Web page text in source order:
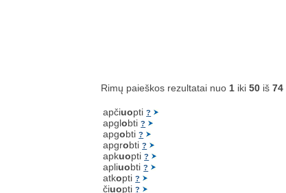
Rimų paieškos rezultatai nuo 1 iki50 iš74
apčiuopti?
apglobti?
apgobti?
apgrobti?
apkuopti?
apliuobti?
atkopti?
čiuopti?